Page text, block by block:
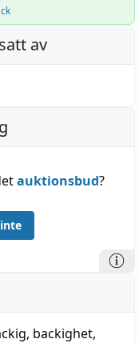
av
auktionsbud?
, backighet,